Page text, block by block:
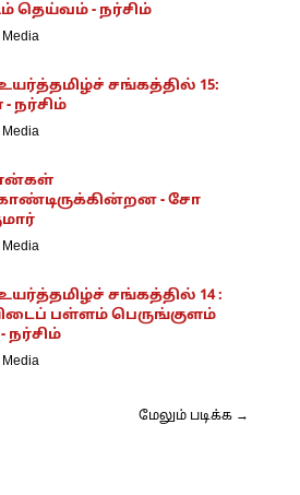
தெய்வம் - நர்சிம்
Media
சங்கத்தில் 15:
நர்சிம்
Media
- சோ
Media
சங்கத்தில் 14 :
பள்ளம் பெருங்குளம்
Media
மேலும் படிக்க →